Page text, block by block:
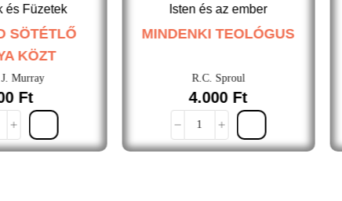
és Füzetek
SÖTÉTLŐ
KÖZT
Murray
Ft
Isten és az ember
MINDENKI TEOLÓGUS
R.C. Sproul
4.000 Ft